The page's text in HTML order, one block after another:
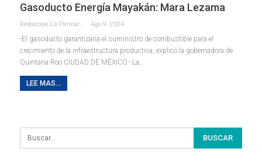
Gasoducto Energía Mayakán: Mara Lezama
Ago 9, 2024
-El gasoducto garantizaría el suministro de combustible para el
crecimiento de la infraestructura productiva, explicó la gobernadora de
Quintana Roo CIUDAD DE MÉXICO.- La
LEE MAS...